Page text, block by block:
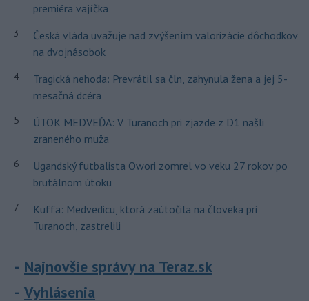
premiéra vajíčka
3
Česká vláda uvažuje nad zvýšením valorizácie dôchodkov
na dvojnásobok
4
Tragická nehoda: Prevrátil sa čln, zahynula žena a jej 5-
mesačná dcéra
5
ÚTOK MEDVEĎA: V Turanoch pri zjazde z D1 našli
zraneného muža
6
Ugandský futbalista Owori zomrel vo veku 27 rokov po
brutálnom útoku
7
Kuffa: Medvedicu, ktorá zaútočila na človeka pri
Turanoch, zastrelili
Najnovšie správy na Teraz.sk
Vyhlásenia